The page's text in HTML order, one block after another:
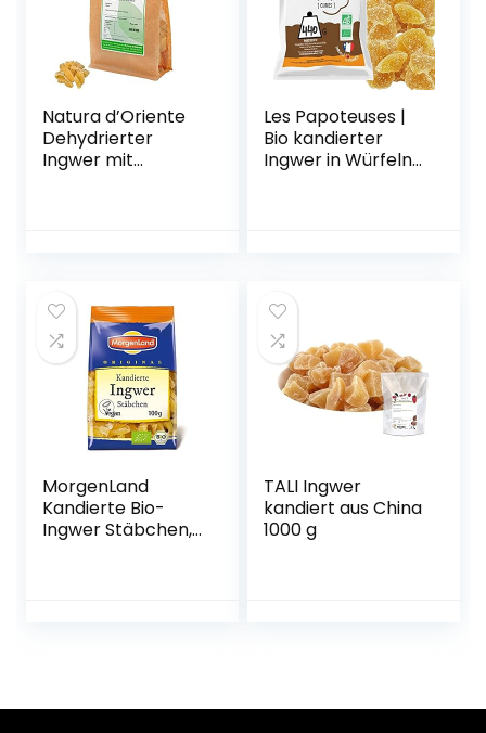
Natura d’Oriente
Dehydrierter
Ingwer mit
Les Papoteuses |
Bio kandierter
Ingwer in Würfeln
| Ohne
Konservierungsmit
tel
MorgenLand
Kandierte Bio-
Ingwer Stäbchen,
TALI Ingwer
kandiert aus China
1000 g